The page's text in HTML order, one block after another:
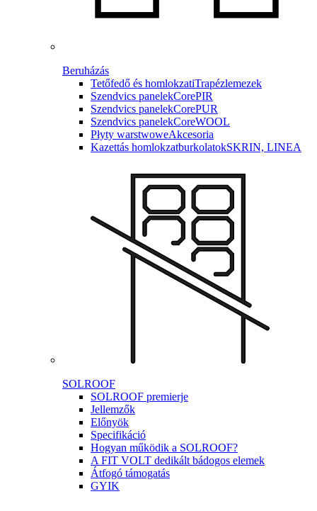
Beruházás
Tetőfedő és homlokzatiTrapézlemezek
Szendvics panelekCorePIR
Szendvics panelekCorePUR
Szendvics panelekCoreWOOL
Płyty warstwoweAkcesoria
Kazettás homlokzatburkolatokSKRIN, LINEA
SOLROOF
SOLROOF premierje
Jellemzők
Előnyök
Specifikáció
Hogyan működik a SOLROOF?
A FIT VOLT dedikált bádogos elemek
Átfogó támogatás
GYIK